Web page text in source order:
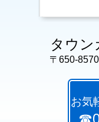
タウン
〒650-
お気